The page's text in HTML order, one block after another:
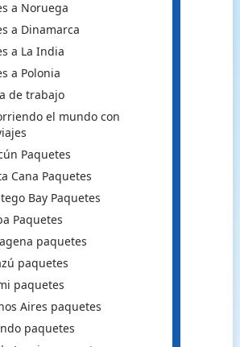
a Noruega
a Dinamarca
a La India
a Polonia
de trabajo
el mundo con
Paquetes
Cana Paquetes
Bay Paquetes
Paquetes
paquetes
paquetes
paquetes
Aires paquetes
paquetes